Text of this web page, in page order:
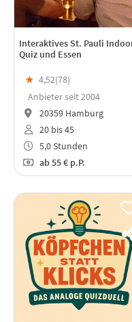
Interaktives St. Pauli
Quiz und Essen
★ 4,52(78)
Anbieter seit 2004
20359 Hamburg
20 bis 45
5,0 Stunden
ab55 € p.P.